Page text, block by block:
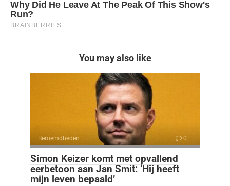
You may also like
Beroemdheden 0
Simon Keizer komt met opvallend
eerbetoon aan Jan Smit: ‘Hij heeft
mijn leven bepaald’